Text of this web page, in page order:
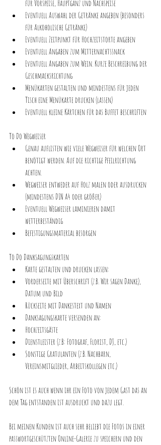
für Vorspeise, Hauptganz und Nachspeise
Eventuell Auswahl der Getränke angeben (besonders
für Alkoholische Getränke)
Eventuell Zeitpunkt für Hochzeitstorte angeben
Eventuell Angaben zum Mitternachtssnack
Eventuell Angaben zum Wein. Kurze Beschreibung der
Geschmacksrichtung
Menükarten gestalten und mindestens für jeden
Tisch eine Menükarte drucken (lassen)
Eventuell kleine Kärtchen für das Buffet beschriften
To Do Wegweiser
Genau auflisten wie viele Wegweiser für welchen Ort
benötigt werden. Auf die richtige Pfeilrichtung
achten.
Wegweiser entweder auf Holz malen oder ausdrucken
(mindestens DIN A4 oder größer)
Eventuell Wegweiser laminieren damit
wetterbeständig
Befestigungsmaterial besorgen
To Do Danksagungskarten
Karte gestalten und drucken lassen:
Vorderseite mit Überschrift (z.B. Wir sagen Danke),
Datum und Bild
Rückseite mit Dankestext und Namen
Danksagungskarte versenden an:
Hochzeitsgäste
Dienstleister (z.B: Fotograf, Florist, DJ, etc.)
Sonstige Gratulanten (z.B. Nachbarn,
Vereinsmitglieder, Arbeitskollegen etc.)
Schön ist es auch wenn ihr ein Foto von jedem Gast das an
dem Tag entstanden ist ausdruckt und dazu legt.
Bei meinen Kunden ist auch sehr beliebt die Fotos in einer
passwortgeschützten Online-Galerie zu speichern und den